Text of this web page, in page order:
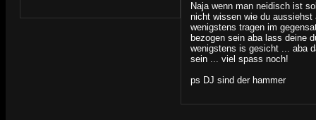
Naja wenn man neidisch ist
nicht wissen wie du aussiehst
wenigstens tragen im
bezogen sein aba lass deine
wenigstens is gesicht ... aba
sein ... viel spass noch!
ps DJ sind der hammer